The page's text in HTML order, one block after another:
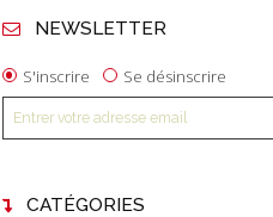
NEWSLETTER
S'inscrire Se désinscrire
CATÉGORIES